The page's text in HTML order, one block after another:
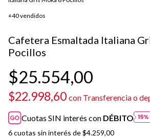
+40 vendidos
Cafetera Esmaltada Italiana
Pocillos
$25.554,00
$22.998,60 con Transferencia o
Cuotas SIN interés con DÉBITO
6cuotas sin interés de$4.259,00